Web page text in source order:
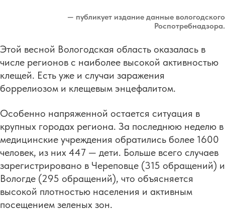
— публикует издание данные вологодского
Роспотребнадзора.
Этой весной Вологодская область оказалась в
числе регионов с наиболее высокой активностью
клещей. Есть уже и случаи заражения
боррелиозом и клещевым энцефалитом.
Особенно напряженной остается ситуация в
крупных городах региона. За последнюю неделю в
медицинские учреждения обратились более 1600
человек, из них 447 — дети. Больше всего случаев
зарегистрировано в Череповце (315 обращений) и
Вологде (295 обращений), что объясняется
высокой плотностью населения и активным
посещением зеленых зон.